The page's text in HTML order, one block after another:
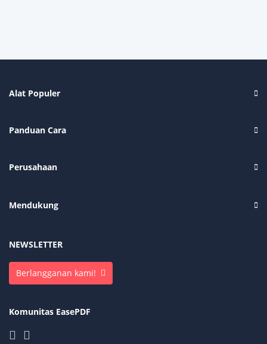
Alat Populer
Panduan Cara
Perusahaan
Mendukung
NEWSLETTER
Berlangganan kami!
Komunitas EasePDF